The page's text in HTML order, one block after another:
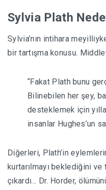
Sylvia Plath
Sylvia’nın intihara
bir tartışma konusu.
“Fakat Plath bunu
Bilinebilen her şey,
desteklemek için
insanlar Hughes’un
Diğerleri, Plath’in
kurtarılmayı beklediğini ve
çıkardı… Dr. Horder,